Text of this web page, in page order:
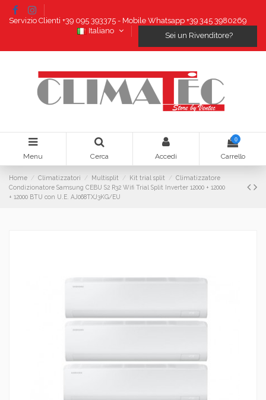
Servizio Clienti +39 095 393375 - Mobile Whatsapp +39 345 3980269
Italiano
Sei un Rivenditore?
Menu Cerca Accedi
0
Carrello
Home Climatizzatori Multisplit Kit trial split
Climatizzatore
Condizionatore Samsung CEBU S2 R32 Wifi Trial Split Inverter 12000 + 12000
+ 12000 BTU con U.E. AJ068TXJ3KG/EU